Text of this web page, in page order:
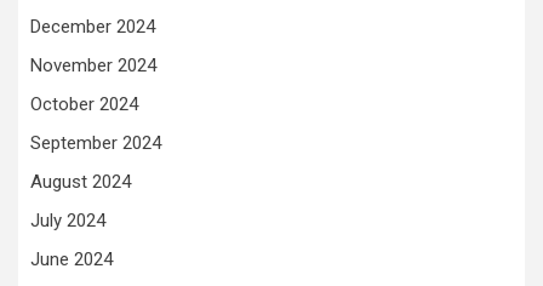
December 2024
November 2024
October 2024
September 2024
August 2024
July 2024
June 2024